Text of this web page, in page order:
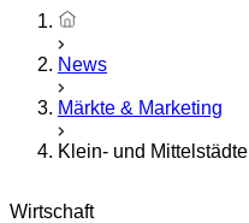
Startseite
News
Märkte & Marketing
Klein- und
Wirtschaft